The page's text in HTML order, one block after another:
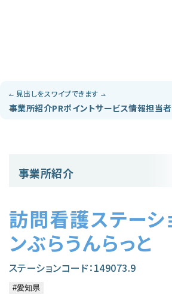
見出しをスワイプできます
事業所紹介PRポイントサービス情報担当
事業所紹介
訪問看護ステーシ
ンぶらうんらっと
ステーションコード：149073.9